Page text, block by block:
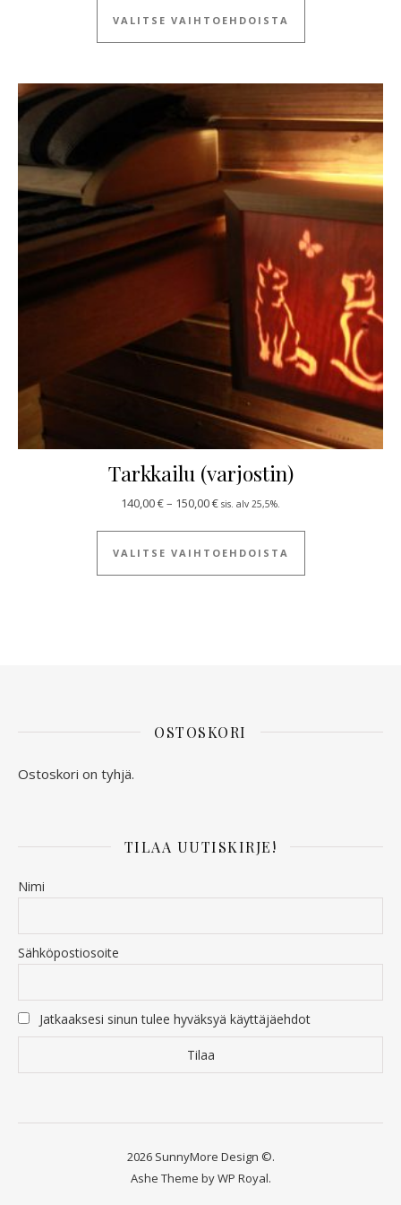
VALITSE VAIHTOEHDOISTA
Tarkkailu (varjostin)
140,00€– 150,00€Hintaluokka: 140,00 € - 150,00 €
sis. alv 25,5%.
VALITSE VAIHTOEHDOISTA
Tällä tuotteella
OSTOSKORI
Ostoskori on tyhjä.
TILAA UUTISKIRJE!
Nimi
Sähköpostiosoite
Jatkaaksesi sinun tulee hyväksyä käyttäjäehdot
2026 SunnyMore Design ©.
Ashe Theme byWP Royal.